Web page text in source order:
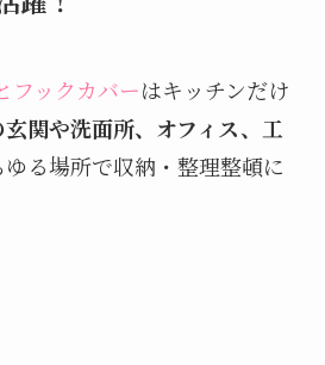
ックカバーはキッチンだけ
関や洗面所、オフィス、工
る場所で収納・整理整頓に